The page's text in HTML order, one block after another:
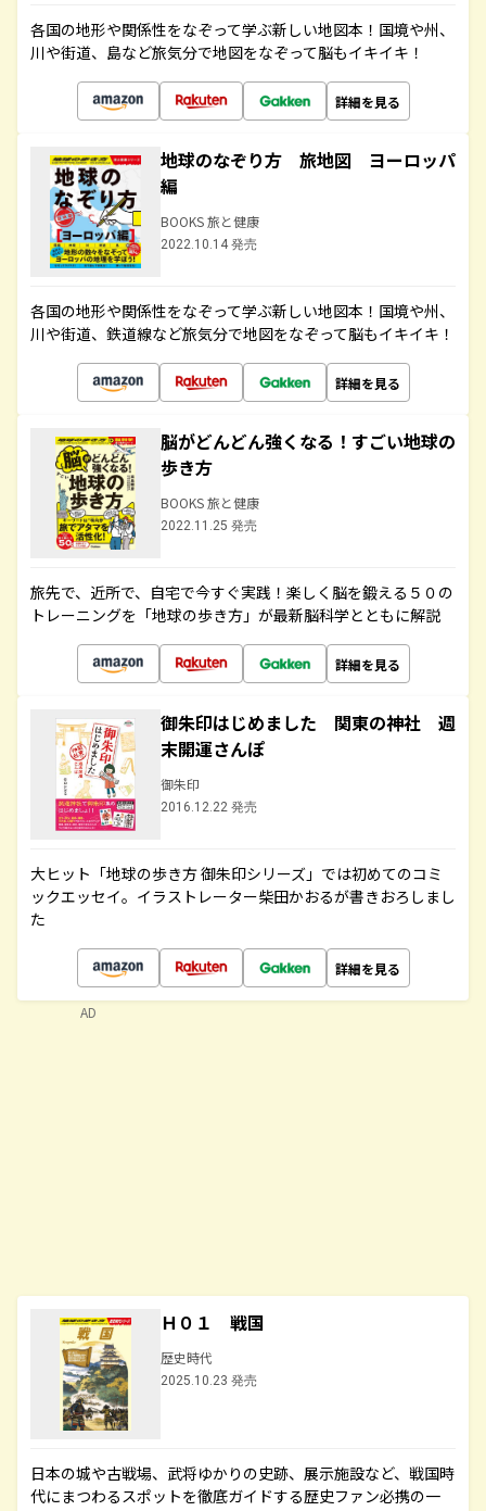
各国の地形や関係性をなぞって学ぶ新しい地図本！国境や州、
川や街道、島など旅気分で地図をなぞって脳もイキイキ！
詳細を見る
地球のなぞり方 旅地図 ヨーロッパ
編
BOOKS 旅と健康
2022.10.14 発売
各国の地形や関係性をなぞって学ぶ新しい地図本！国境や州、
川や街道、鉄道線など旅気分で地図をなぞって脳もイキイキ！
詳細を見る
脳がどんどん強くなる！すごい地球の
歩き方
BOOKS 旅と健康
2022.11.25 発売
旅先で、近所で、自宅で今すぐ実践！楽しく脳を鍛える５０の
トレーニングを「地球の歩き方」が最新脳科学とともに解説
詳細を見る
御朱印はじめました 関東の神社 週
末開運さんぽ
御朱印
2016.12.22 発売
大ヒット「地球の歩き方 御朱印シリーズ」では初めてのコミ
ックエッセイ。イラストレーター柴田かおるが書きおろしまし
た
詳細を見る
Ｈ０１ 戦国
歴史時代
2025.10.23 発売
日本の城や古戦場、武将ゆかりの史跡、展示施設など、戦国時
代にまつわるスポットを徹底ガイドする歴史ファン必携の一
AD